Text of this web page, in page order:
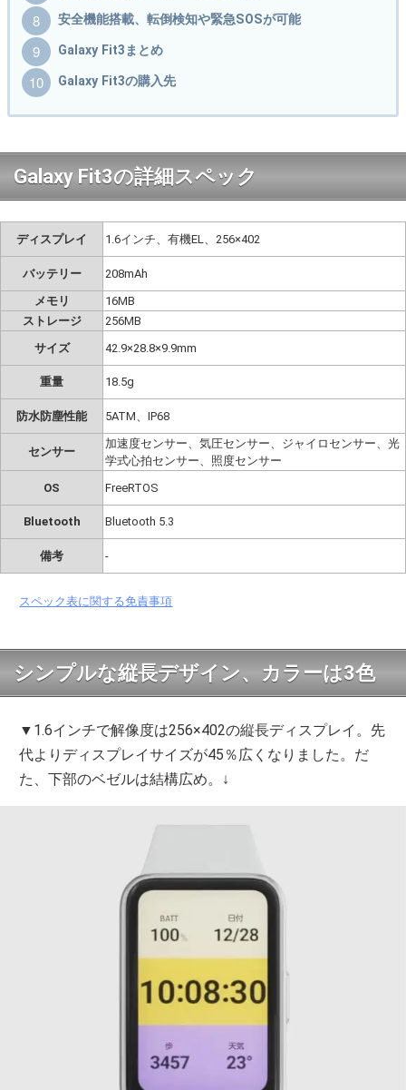
安全機能搭載、転倒検知や緊急SOSが可能
Galaxy Fit3まとめ
Galaxy Fit3の購入先
Galaxy Fit3の詳細スペック
ディスプレイ 1.6インチ、有機EL、256×402
バッテリー
208mAh
メモリ
16MB
ストレージ
256MB
サイズ
42.9×28.8×9.9mm
重量 18.5g
防水防塵性能 5ATM、IP68
センサー
加速度センサー、気圧センサー、ジャイロセンサー、光
学式心拍センサー、照度センサー
OS
FreeRTOS
Bluetooth Bluetooth 5.3
備考 ‐
スペック表に関する免責事項
シンプルな縦長デザイン、カラーは3色
▼1.6インチで解像度は256×402の縦長ディスプレイ。先
代よりディスプレイサイズが45％広くなりました。だ
た、下部のベゼルは結構広め。↓